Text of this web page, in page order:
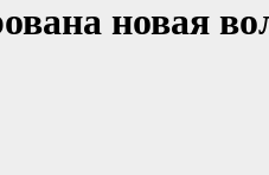
новая